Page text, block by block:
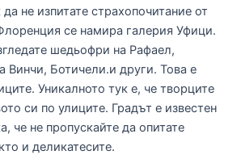
не изпитате страхопочитание от
се намира галерия Уфици.
шедьофри на Рафаел,
Ботичели.и други. Това е
Уникалното тук е, че творците
си по улиците. Градът е известен
че не пропускайте да опитате
и деликатесите.